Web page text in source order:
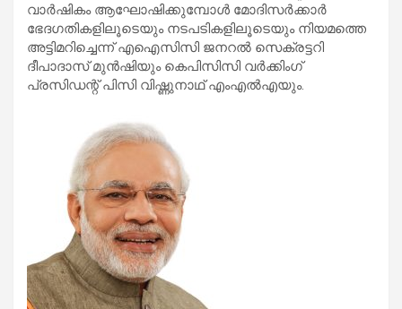
വാര്‍ഷികം ആഘോഷിക്കുമ്പോള്‍ മോദിസര്‍ക്കാര്‍
ഭേദഗതികളിലൂടെയും നടപടികളിലൂടെയും നിയമത്തെ
അട്ടിമറിച്ചെന്ന് എഐസിസി ജനറല്‍ സെക്രട്ടറി
ദീപാദാസ് മുന്‍ഷിയും കെപിസിസി വര്‍ക്കിംഗ്
പ്രസിഡന്റ് പിസി വിഷ്ണുനാഥ് എംഎല്‍എയും.